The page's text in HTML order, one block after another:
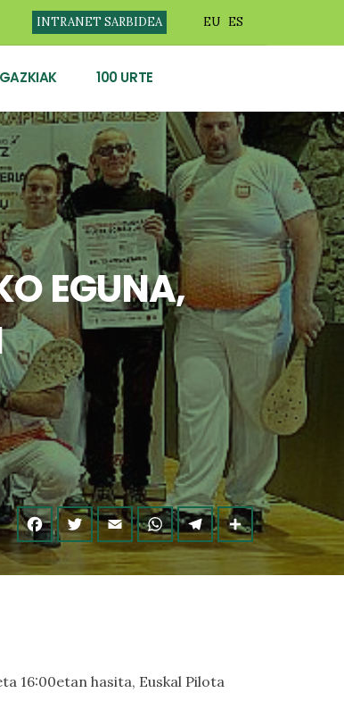
INTRANET SARBIDEA EU ES
100 URTE
EGUNA,
16:00etan hasita, Euskal Pilota